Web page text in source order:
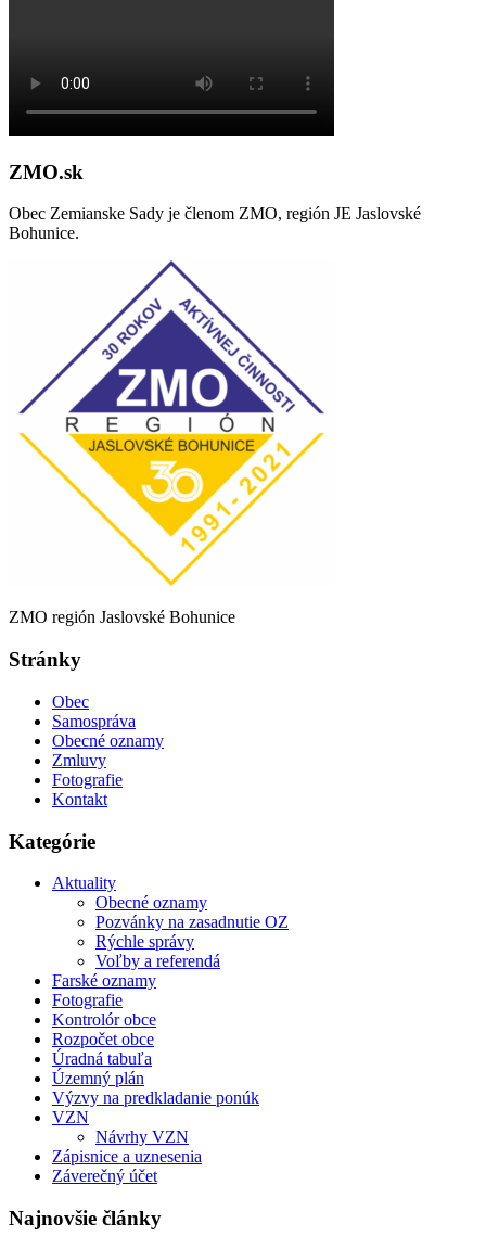
ZMO.sk
Obec Zemianske Sady je členom ZMO, región JE Jaslovské
Bohunice.
ZMO región Jaslovské Bohunice
Stránky
Obec
Samospráva
Obecné oznamy
Zmluvy
Fotografie
Kontakt
Kategórie
Aktuality
Obecné oznamy
Pozvánky na zasadnutie OZ
Rýchle správy
Voľby a referendá
Farské oznamy
Fotografie
Kontrolór obce
Rozpočet obce
Úradná tabuľa
Územný plán
Výzvy na predkladanie ponúk
VZN
Návrhy VZN
Zápisnice a uznesenia
Záverečný účet
Najnovšie články